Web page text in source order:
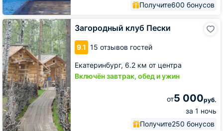
Получите600 бонусов
Загородный клуб Пески
9.1 15 отзывов гостей
Екатеринбург, 6.2 км от центра
Включён завтрак, обед и ужин
от5 000руб.
за 1 ночь
Получите250 бонусов
Загородный
клуб
Пески